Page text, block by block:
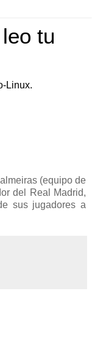
tu
Linux.
(equipo de
del Real Madrid,
sus jugadores a